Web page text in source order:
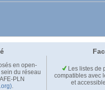
en open-
du réseau
PLN
.
Les listes de
compatibles avec
et